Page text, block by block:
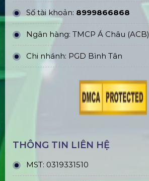
Số tài khoản: 8999866868
Ngân hàng: TMCP Á Châu (ACB)
Chi nhánh: PGD Bình Tân
THÔNG TIN LIÊN HỆ
MST: 0319331510